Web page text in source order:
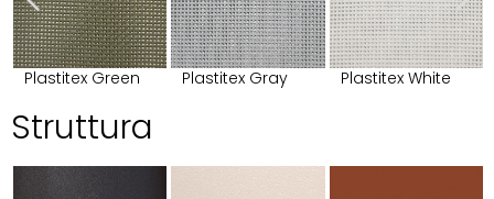
Plastitex Green Plastitex Gray Plastitex White
Struttura